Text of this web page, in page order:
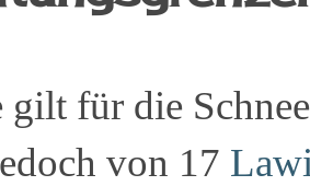
gilt für die
von 17